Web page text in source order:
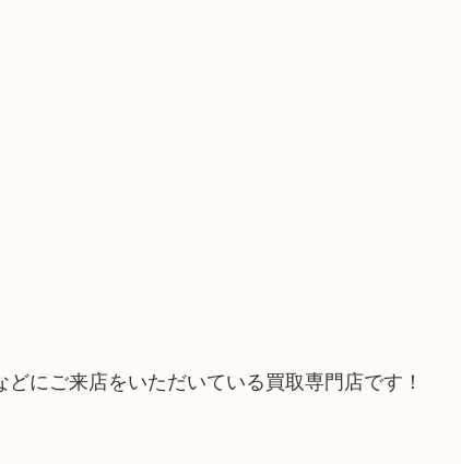
にご来店をいただいている買取専門店です！